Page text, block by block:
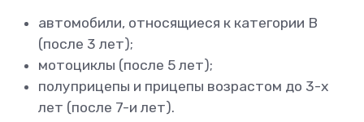
автомобили, относящиеся к категории В
(после 3 лет);
мотоциклы (после 5 лет);
полуприцепы и прицепы возрастом до 3-х
лет (после 7-и лет).